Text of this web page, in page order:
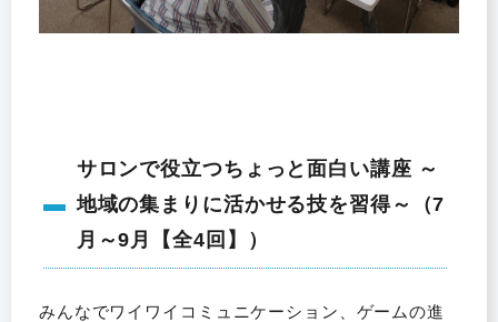
サロンで役立つちょっと面白い講座 ～
地域の集まりに活かせる技を習得～（7
月～9月【全4回】）
みんなでワイワイコミュニケーション、ゲームの進